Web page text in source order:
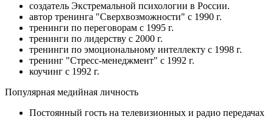
создатель Экстремальной психологии в России.
автор тренинга "Сверхвозможности" с 1990 г.
тренинги по переговорам с 1995 г.
тренинги по лидерству с 2000 г.
тренинги по эмоциональному интеллекту с 1998 г.
тренинг "Стресс-менеджмент" с 1992 г.
коучинг с 1992 г.
Популярная медийная личность
Постоянный гость на телевизионных и радио передачах